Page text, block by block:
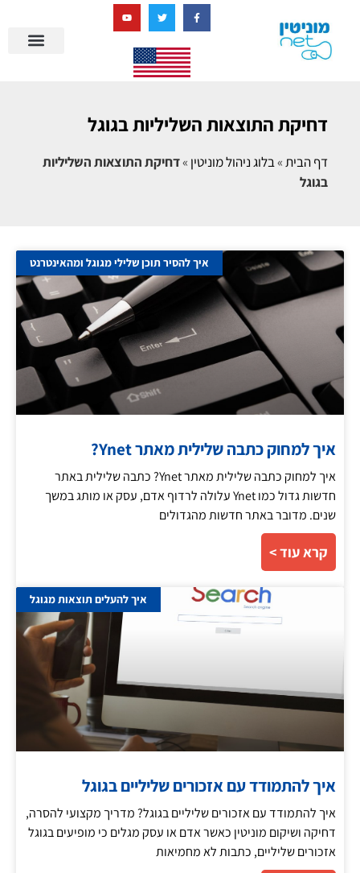
דחיקת התוצאות השליליות בגוגל
דף הבית»בלוג ניהול מוניטין »דחיקת התוצאות השליליות
בגוגל
איך להסיר תוכן שלילי מגוגל ומהאינטרנט
איך למחוק כתבה שלילית מאתר Ynet?
איך למחוק כתבה שלילית מאתר Ynet? כתבה שלילית באתר
חדשות גדול כמו Ynet עלולה לרדוף אדם, עסק או מותג במשך
שנים. מדובר באתר חדשות מהגדולים
קרא עוד >
איך להעלים תוצאות מגוגל
איך להתמודד עם אזכורים שליליים בגוגל
איך להתמודד עם אזכורים שליליים בגוגל? מדריך מקצועי להסרה,
דחיקה ושיקום מוניטין כאשר אדם או עסק מגלים כי מופיעים בגוגל
אזכורים שליליים, כתבות לא מחמיאות